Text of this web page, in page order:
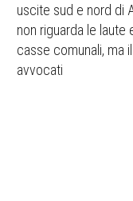
uscite sud e nord di
non riguarda le
casse comunali, ma
avvocati